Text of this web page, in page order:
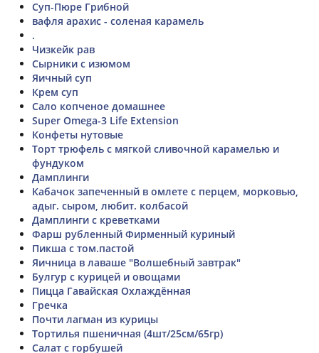
Суп-Пюре Грибной
вафля арахис - соленая карамель
.
Чизкейк рав
Сырники с изюмом
Яичный суп
Крем суп
Сало копченое домашнее
Super Omega-3 Life Extension
Конфеты нутовые
Торт трюфель с мягкой сливочной карамелью и
фундуком
Дамплинги
Кабачок запеченный в омлете с перцем, морковью,
адыг. сыром, любит. колбасой
Дамплинги с креветками
Фарш рубленный Фирменный куриный
Пикша с том.пастой
Яичница в лаваше "Волшебный завтрак"
Булгур с курицей и овощами
Пицца Гавайская Охлаждённая
Гречка
Почти лагман из курицы
Тортилья пшеничная (4шт/25см/65гр)
Салат с горбушей